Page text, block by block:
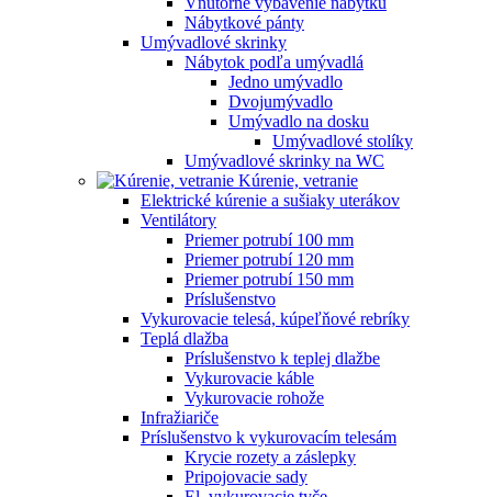
Nábytkové pánty
Umývadlové skrinky
Nábytok podľa umývadlá
Jedno umývadlo
Dvojumývadlo
Umývadlo na dosku
Umývadlové stolíky
Umývadlové skrinky na WC
Kúrenie, vetranie
Elektrické kúrenie a sušiaky uterákov
Ventilátory
Priemer potrubí 100 mm
Priemer potrubí 120 mm
Priemer potrubí 150 mm
Príslušenstvo
Vykurovacie telesá, kúpeľňové rebríky
Teplá dlažba
Príslušenstvo k teplej dlažbe
Vykurovacie káble
Vykurovacie rohože
Infražiariče
Príslušenstvo k vykurovacím telesám
Krycie rozety a záslepky
Pripojovacie sady